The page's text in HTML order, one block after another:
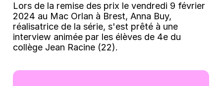
Lors de la remise des prix le vendredi 9 février
2024 au Mac Orlan à Brest, Anna Buy,
réalisatrice de la série, s'est prêté à une
interview animée par les élèves de 4e du
collège Jean Racine (22).